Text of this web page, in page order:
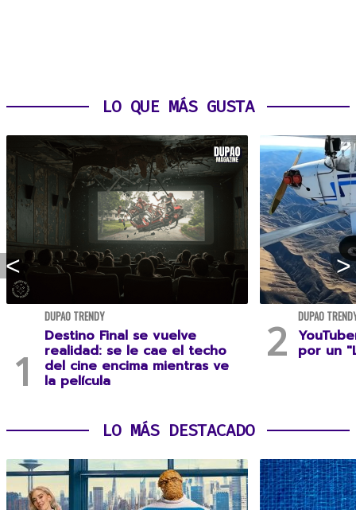
LO QUE MÁS GUSTA
DUPAO TRENDY
Destino Final se vuelve
realidad: se le cae el techo
del cine encima mientras ve
la película
DUPAO
por un
LO MÁS DESTACADO